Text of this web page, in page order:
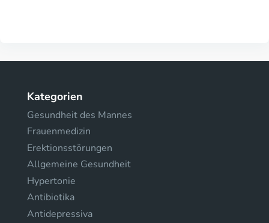
Kategorien
Gesundheit des Mannes
Frauenmedizin
Erektionsstörungen
Allgemeine Gesundheit
Hypertonie
Antibiotika
Antidepressiva